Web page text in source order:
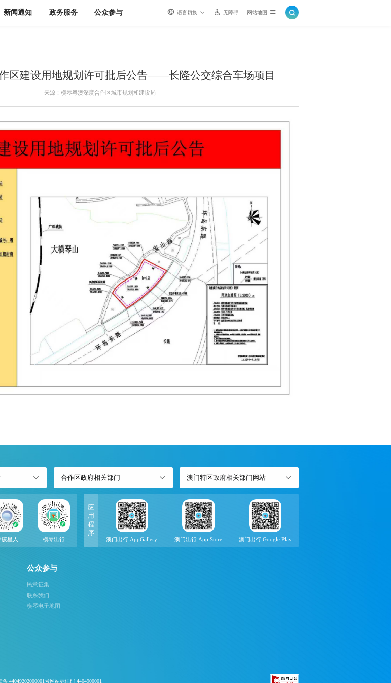
语言切换 无障碍 网站地图
新闻通知 政务服务 公众参与
区建设用地规划许可批后公告——长隆公交综合车场项目
来源：横琴粤澳深度合作区城市规划和建设局
合作区政府相关部门 澳门特区政府相关部门网站
碳星人 横琴出行
应
用
程
序
澳门出行 AppGallery 澳门出行 App Store 澳门出行 Google Play
公众参与
民意征集
联系我们
横琴电子地图
备 44049202000001号网站标识码 4404900001